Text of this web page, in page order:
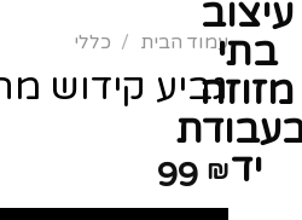
עמוד הבית / כללי
גביע קידוש
99 ₪